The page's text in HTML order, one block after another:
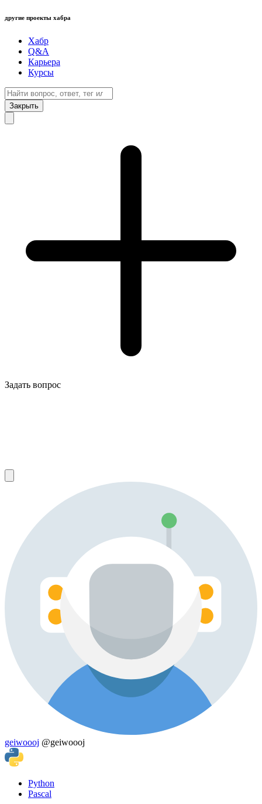
другие проекты хабра
Хабр
Q&A
Карьера
Курсы
Закрыть
Задать вопрос
geiwoooj @geiwoooj
Python
Pascal